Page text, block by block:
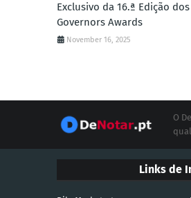
Exclusivo da 16.ª Edição dos
Governors Awards
November 16, 2025
O
Links de